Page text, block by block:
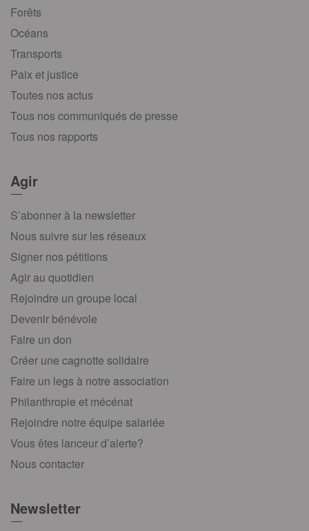
Forêts
Océans
Transports
Paix et justice
Toutes nos actus
Tous nos communiqués de presse
Tous nos rapports
Agir
S’abonner à la newsletter
Nous suivre sur les réseaux
Signer nos pétitions
Agir au quotidien
Rejoindre un groupe local
Devenir bénévole
Faire un don
Créer une cagnotte solidaire
Faire un legs à notre association
Philanthropie et mécénat
Rejoindre notre équipe salariée
Vous êtes lanceur d’alerte?
Nous contacter
Newsletter